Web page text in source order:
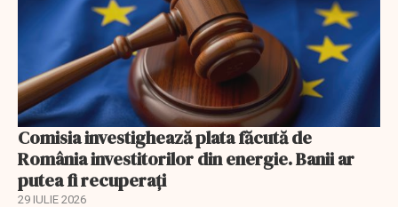
Comisia investighează plata făcută de
România investitorilor din energie. Banii ar
putea fi recuperați
29 IULIE 2026